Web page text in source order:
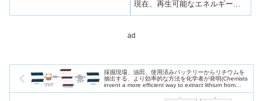
部電...
現在、再生可能なエネルギー源
や未利用のエネルギー源の有効
いるが、...
ad
採掘現場、油田、使用済みバッテリーからリチウムを
抽出する、より効率的な方法を化学者が発明(Chemists
invent a more efficient way to extract lithium from
mining sites, oil fields, used batteries)